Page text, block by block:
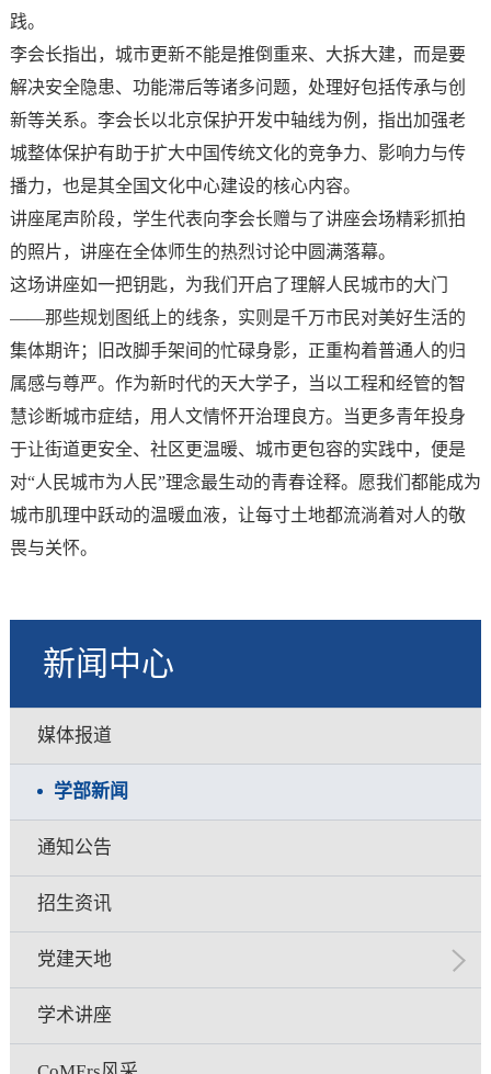
践。
李会长指出，城市更新不能是推倒重来、大拆大建，而是要
解决安全隐患、功能滞后等诸多问题，处理好包括传承与创
新等关系。李会长以北京保护开发中轴线为例，指出加强老
城整体保护有助于扩大中国传统文化的竞争力、影响力与传
播力，也是其全国文化中心建设的核心内容。
讲座尾声阶段，学生代表向李会长赠与了讲座会场精彩抓拍
的照片，讲座在全体师生的热烈讨论中圆满落幕。
这场讲座如一把钥匙，为我们开启了理解人民城市的大门
——那些规划图纸上的线条，实则是千万市民对美好生活的
集体期许；旧改脚手架间的忙碌身影，正重构着普通人的归
属感与尊严。作为新时代的天大学子，当以工程和经管的智
慧诊断城市症结，用人文情怀开治理良方。当更多青年投身
于让街道更安全、社区更温暖、城市更包容的实践中，便是
对“人民城市为人民”理念最生动的青春诠释。愿我们都能成为
城市肌理中跃动的温暖血液，让每寸土地都流淌着对人的敬
畏与关怀。
新闻中心
媒体报道
学部新闻
通知公告
招生资讯
党建天地
学术讲座